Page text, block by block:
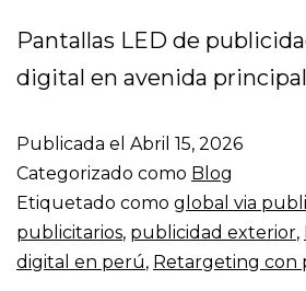
Pantallas LED de
digital en avenida
Publicada el Abril 15, 2026
Categorizado como Blog
Etiquetado como global via
publicitarios, publicidad exterior,
digital en perú, Retargeting con